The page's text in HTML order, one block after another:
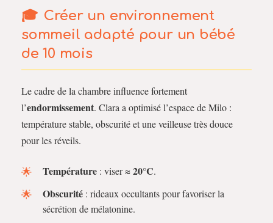
Créer un environnement
sommeil adapté pour un bébé
de 10 mois
Le cadre de la chambre influence fortement
l’endormissement. Clara a optimisé l’espace de Milo :
température stable, obscurité et une veilleuse très douce
pour les réveils.
Température : viser ≈20°C.
Obscurité : rideaux occultants pour favoriser la
sécrétion de mélatonine.